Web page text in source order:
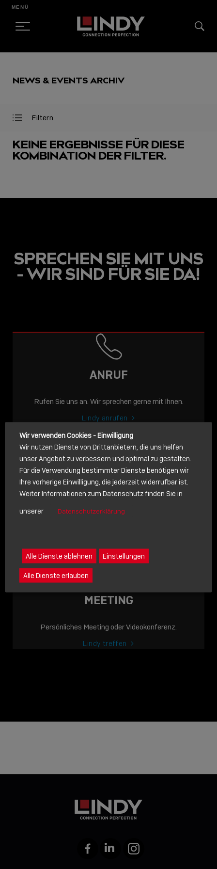
CONTENT
MENÜ
NEWS & EVENTS ARCHIV
Filter
Filter
Filtern
USB-C ÜBER LANGE
DISTANZEN: AKTIVE
USB-C-KABEL FÜR
STABILE 10 GBIT/S BIS
LINDY ACADEMY
JETZT ONLINE
VERFÜGBAR: DIE
LINDY ACADEMY –
WISSEN, DAS
KEINE ERGEBNISSE FÜR DIESE
KOMBINATION DER FILTER.
SPRECHEN SIE MIT UNS
- WIR SIND FÜR SIE DA!
ANRUF
Rufen Sie uns an. Wir sprechen gerne mit Ihnen.
Lindy anrufen
NACHRICHT
Schreiben Sie lieber? Dann schicken Sie uns gerne eine
MEETING
Persönliches Meeting oder Videokonferenz.
Lindy treffen
FacebookLinkedIn Instagram
Wir verwenden Cookies - Einwilligung
Wir nutzen Dienste von Drittanbietern, die uns helfen
unser Angebot zu verbessern und optimal zu gestalten.
Für die Verwendung bestimmter Dienste benötigen wir
Ihre vorherige Einwilligung, die jederzeit widerrufbar ist.
Weiter Informationen zum Datenschutz finden Sie in
unserer
Datenschutzerklärung
Alle Dienste ablehnen Einstellungen
Alle Dienste erlauben